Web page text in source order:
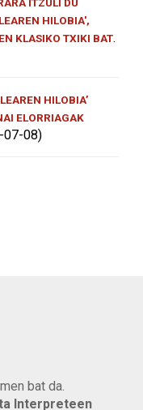
ITZULI DU
HILOBIA',
KLASIKO TXIKI BAT.
HILOBIA’
ELORRIAGAK
07-08)
bat da.
Interpreteen